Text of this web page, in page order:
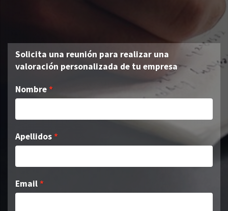
Solicita una reunión para realizar una
valoración personalizada de tu empresa
Nombre
Apellidos
Email